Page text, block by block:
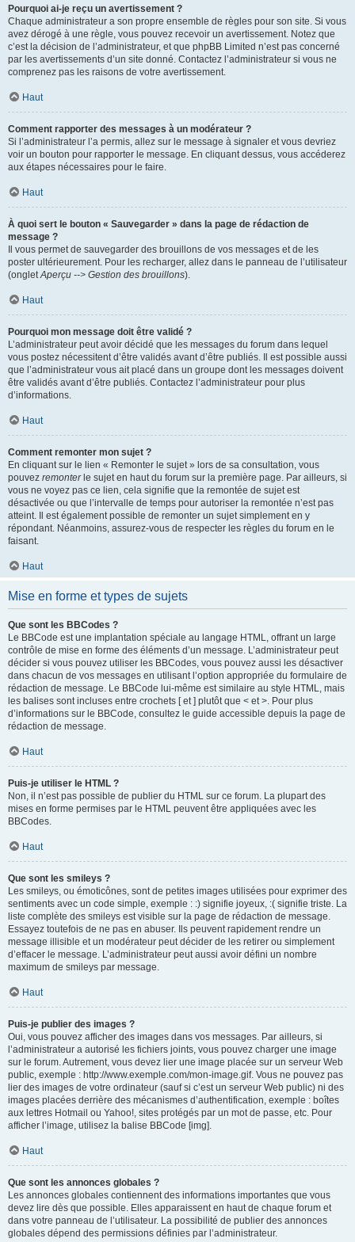
Pourquoi ai-je reçu un avertissement ?
Chaque administrateur a son propre ensemble de règles pour son site. Si vous
avez dérogé à une règle, vous pouvez recevoir un avertissement. Notez que
c’est la décision de l’administrateur, et que phpBB Limited n’est pas concerné
par les avertissements d’un site donné. Contactez l’administrateur si vous ne
comprenez pas les raisons de votre avertissement.
Haut
Comment rapporter des messages à un modérateur ?
Si l’administrateur l’a permis, allez sur le message à signaler et vous devriez
voir un bouton pour rapporter le message. En cliquant dessus, vous accéderez
aux étapes nécessaires pour le faire.
Haut
À quoi sert le bouton « Sauvegarder » dans la page de rédaction de
message ?
Il vous permet de sauvegarder des brouillons de vos messages et de les
poster ultérieurement. Pour les recharger, allez dans le panneau de l’utilisateur
(ongletAperçu --> Gestion des brouillons).
Haut
Pourquoi mon message doit être validé ?
L’administrateur peut avoir décidé que les messages du forum dans lequel
vous postez nécessitent d’être validés avant d’être publiés. Il est possible aussi
que l’administrateur vous ait placé dans un groupe dont les messages doivent
être validés avant d’être publiés. Contactez l’administrateur pour plus
d’informations.
Haut
Comment remonter mon sujet ?
En cliquant sur le lien « Remonter le sujet » lors de sa consultation, vous
pouvez remonterle sujet en haut du forum sur la première page. Par ailleurs, si
vous ne voyez pas ce lien, cela signifie que la remontée de sujet est
désactivée ou que l’intervalle de temps pour autoriser la remontée n’est pas
atteint. Il est également possible de remonter un sujet simplement en y
répondant. Néanmoins, assurez-vous de respecter les règles du forum en le
faisant.
Haut
Mise en forme et types de sujets
Que sont les BBCodes ?
Le BBCode est une implantation spéciale au langage HTML, offrant un large
contrôle de mise en forme des éléments d’un message. L’administrateur peut
décider si vous pouvez utiliser les BBCodes, vous pouvez aussi les désactiver
dans chacun de vos messages en utilisant l’option appropriée du formulaire de
rédaction de message. Le BBCode lui-même est similaire au style HTML, mais
les balises sont incluses entre crochets [ et ] plutôt que < et >. Pour plus
d’informations sur le BBCode, consultez le guide accessible depuis la page de
rédaction de message.
Haut
Puis-je utiliser le HTML ?
Non, il n’est pas possible de publier du HTML sur ce forum. La plupart des
mises en forme permises par le HTML peuvent être appliquées avec les
BBCodes.
Haut
Que sont les smileys ?
Les smileys, ou émoticônes, sont de petites images utilisées pour exprimer des
sentiments avec un code simple, exemple : :) signifie joyeux, :( signifie triste. La
liste complète des smileys est visible sur la page de rédaction de message.
Essayez toutefois de ne pas en abuser. Ils peuvent rapidement rendre un
message illisible et un modérateur peut décider de les retirer ou simplement
d’effacer le message. L’administrateur peut aussi avoir défini un nombre
maximum de smileys par message.
Haut
Puis-je publier des images ?
Oui, vous pouvez afficher des images dans vos messages. Par ailleurs, si
l’administrateur a autorisé les fichiers joints, vous pouvez charger une image
sur le forum. Autrement, vous devez lier une image placée sur un serveur Web
public, exemple : http://www.exemple.com/mon-image.gif. Vous ne pouvez pas
lier des images de votre ordinateur (sauf si c’est un serveur Web public) ni des
images placées derrière des mécanismes d’authentification, exemple : boîtes
aux lettres Hotmail ou Yahoo!, sites protégés par un mot de passe, etc. Pour
afficher l’image, utilisez la balise BBCode [img].
Haut
Que sont les annonces globales ?
Les annonces globales contiennent des informations importantes que vous
devez lire dès que possible. Elles apparaissent en haut de chaque forum et
dans votre panneau de l’utilisateur. La possibilité de publier des annonces
globales dépend des permissions définies par l’administrateur.